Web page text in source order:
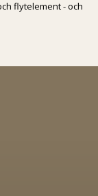
flytelement - och